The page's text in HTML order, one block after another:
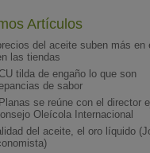
Artículos
del aceite suben más en
las tiendas
tilda de engaño lo que son
de sabor
se reúne con el director
Oleícola Internacional
del aceite, el oro líquido